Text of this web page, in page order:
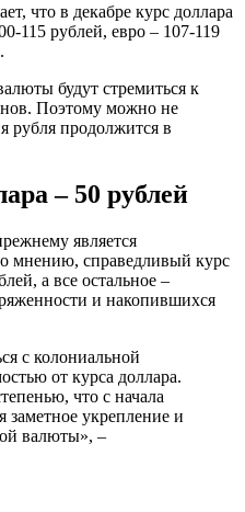
что в декабре курс доллара
115 рублей, евро – 107-119
будут стремиться к
Поэтому можно не
рубля продолжится в
– 50 рублей
является
мнению, справедливый курс
а все остальное –
и накопившихся
с колониальной
от курса доллара.
что с начала
заметное укрепление и
валюты», –